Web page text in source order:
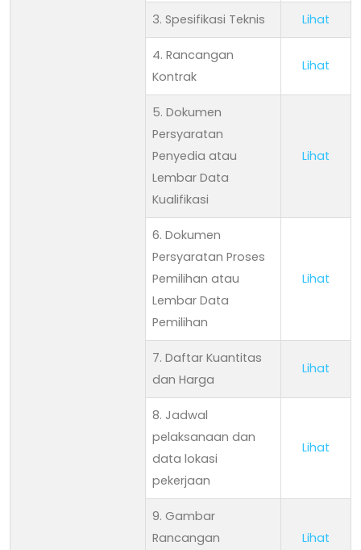
3. Spesifikasi Teknis Lihat
4. Rancangan
Kontrak
Lihat
5. Dokumen
Persyaratan
Penyedia atau
Lembar Data
Kualifikasi
Lihat
6. Dokumen
Persyaratan Proses
Pemilihan atau
Lembar Data
Pemilihan
Lihat
7. Daftar Kuantitas
dan Harga
Lihat
8. Jadwal
pelaksanaan dan
data lokasi
pekerjaan
Lihat
9. Gambar
Rancangan
Lihat